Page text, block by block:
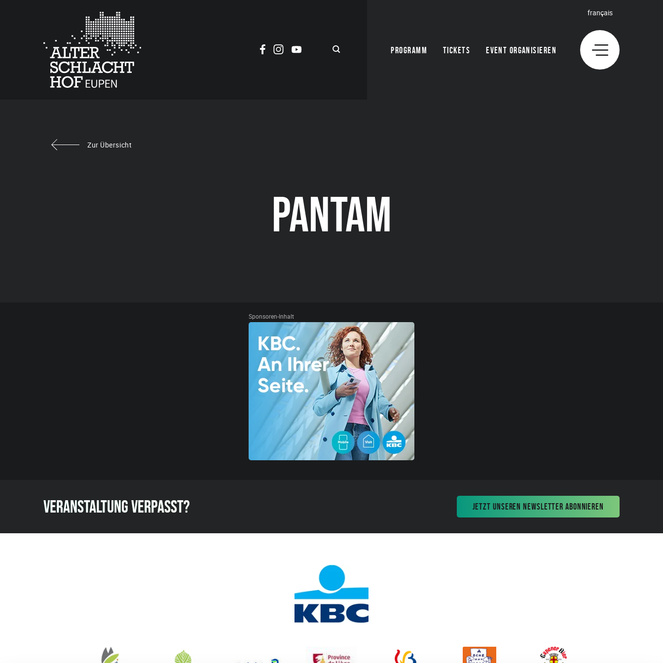
PROGRAMM TICKETS EVENT ORGANISIEREN
français
Zur Übersicht
PANTAM
Sponsoren-Inhalt
VERANSTALTUNG VERPASST? JETZT UNSEREN NEWSLETTER ABONNIEREN